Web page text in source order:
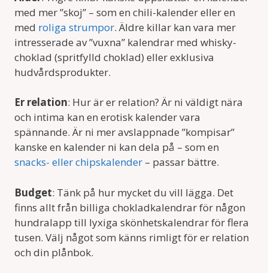
med mer ”skoj” – som en chili-kalender eller en
med roliga strumpor. Äldre killar kan vara mer
intresserade av ”vuxna” kalendrar med whisky-
choklad (spritfylld choklad) eller exklusiva
hudvårdsprodukter.
Er relation: Hur är er relation? Är ni väldigt nära
och intima kan en erotisk kalender vara
spännande. Är ni mer avslappnade ”kompisar”
kanske en kalender ni kan dela på – som en
snacks- eller chipskalender – passar bättre.
Budget: Tänk på hur mycket du vill lägga. Det
finns allt från billiga chokladkalendrar för någon
hundralapp till lyxiga skönhetskalendrar för flera
tusen. Välj något som känns rimligt för er relation
och din plånbok.